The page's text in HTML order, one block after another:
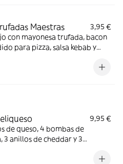
Maestras
3,95 €
con mayonesa trufada, bacon
para pizza, salsa kebab y
9,95 €
de queso, 4 bombas de
3 anillos de cheddar y 3